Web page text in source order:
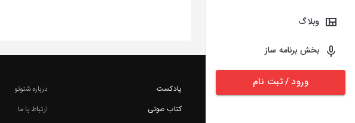
وبلاگ
بخش برنامه ساز
ورود / ثبت نام
پادکست
کتاب صوتی
درباره شنوتو
ارتباط با ما